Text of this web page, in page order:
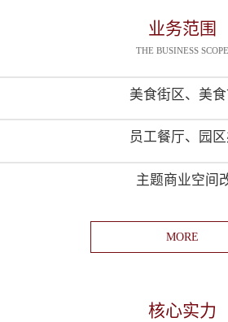
业务范围
THE BUSINESS SCOPE
美食街区、美
员工餐厅、园
主题商业空间
MORE
核心实力